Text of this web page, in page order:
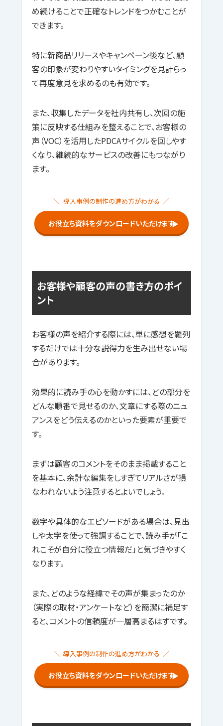
め続けることで正確なトレンドをつかむことが
できます。
特に新商品リリースやキャンペーン後など、顧
客の印象が変わりやすいタイミングを見計らっ
て再度意見を求めるのも有効です。
また、収集したデータを社内共有し、次回の施
策に反映する仕組みを整えることで、お客様の
声（VOC）を活用したPDCAサイクルを回しやす
くなり、継続的なサービスの改善にもつながり
ます。
導入事例の制作の進め方がわかる
お役立ち資料をダウンロードいただけます▶
お客様や顧客の声の書き方のポイ
ント
お客様の声を紹介する際には、単に感想を羅列
するだけでは十分な説得力を生み出せない場
合があります。
効果的に読み手の心を動かすには、どの部分を
どんな順番で見せるのか、文章にする際のニュ
アンスをどう伝えるのかといった要素が重要で
す。
まずは顧客のコメントをそのまま掲載すること
を基本に、余計な編集をしすぎてリアルさが損
なわれないよう注意するとよいでしょう。
数字や具体的なエピソードがある場合は、見出
しや太字を使って強調することで、読み手が「こ
れこそが自分に役立つ情報だ」と気づきやすく
なります。
また、どのような経緯でその声が集まったのか
（実際の取材・アンケートなど）を簡潔に補足す
ると、コメントの信頼度が一層高まるはずです。
導入事例の制作の進め方がわかる
お役立ち資料をダウンロードいただけます▶